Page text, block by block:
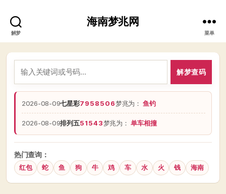
解梦
海南梦兆网
菜单
解梦查码
2026-08-09七星彩7958506梦兆为：鱼钓
2026-08-09排列五51543梦兆为：单车相撞
热门查询：
红包 蛇 鱼 狗 牛 鸡 车 水 火 钱 海南